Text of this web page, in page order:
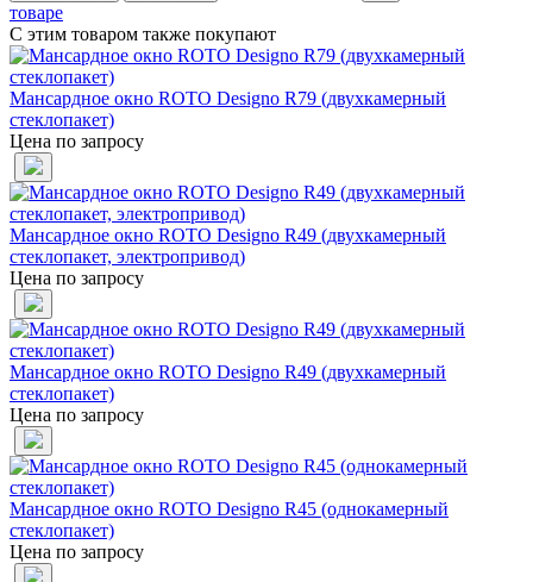
товаре
С этим товаром также покупают
Мансардное окно ROTO Designo R79 (двухкамерный
стеклопакет)
Цена по запросу
Мансардное окно ROTO Designo R49 (двухкамерный
стеклопакет, электропривод)
Цена по запросу
Мансардное окно ROTO Designo R49 (двухкамерный
стеклопакет)
Цена по запросу
Мансардное окно ROTO Designo R45 (однокамерный
стеклопакет)
Цена по запросу